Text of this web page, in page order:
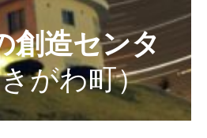
創造センタ
がわ町）